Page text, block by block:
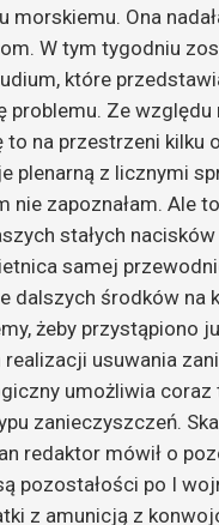
morskiemu. Ona
W tym tygodniu
które
problemu. Ze względu
to na przestrzeni kilku
plenarną z licznymi
nie zapoznałam. Ale
stałych
samej
dalszych środków na
żeby przystąpiono
usuwania
umożliwia coraz
zanieczyszczeń.
redaktor mówił o
pozostałości po I
z amunicją z